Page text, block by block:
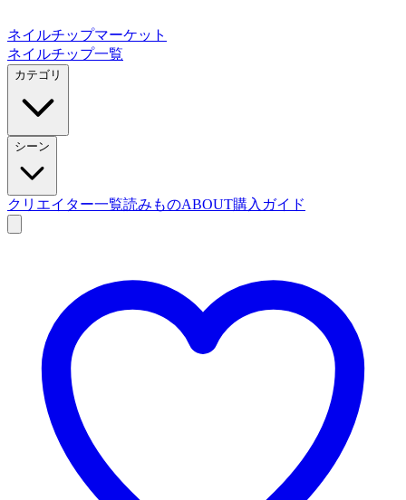
ネイルチップマーケット
ネイルチップ一覧
カテゴリ
シーン
クリエイター一覧読みものABOUT購入ガイド